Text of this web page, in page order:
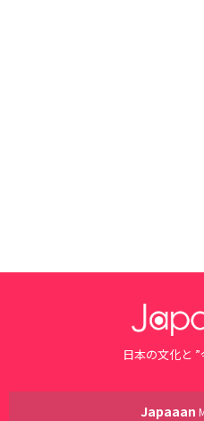
日本の文化と ”
Japaaan